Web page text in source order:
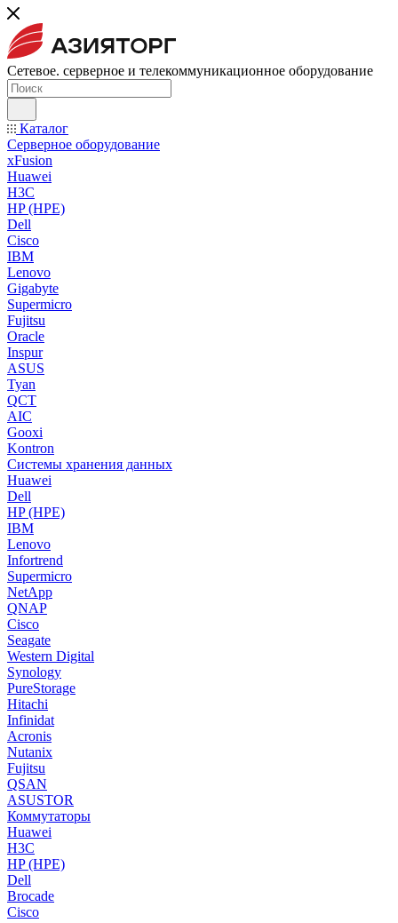
Сетевое. серверное и телекоммуникационное оборудование
Каталог
Серверное оборудование
xFusion
Huawei
H3C
HP (HPE)
Dell
Cisco
IBM
Lenovo
Gigabyte
Supermicro
Fujitsu
Oracle
Inspur
ASUS
Tyan
QCT
AIC
Gooxi
Kontron
Системы хранения данных
Huawei
Dell
HP (HPE)
IBM
Lenovo
Infortrend
Supermicro
NetApp
QNAP
Cisco
Seagate
Western Digital
Synology
PureStorage
Hitachi
Infinidat
Acronis
Nutanix
Fujitsu
QSAN
ASUSTOR
Коммутаторы
Huawei
H3C
HP (HPE)
Dell
Brocade
Cisco